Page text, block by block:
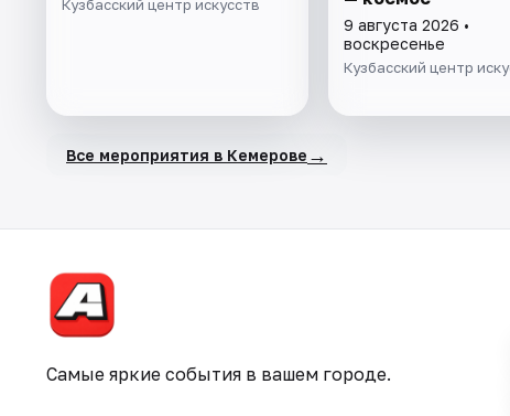
Кузбасский центр искусств
9 августа 2026 •
воскресенье
Кузбасский центр
Все мероприятия в Кемерове →
Самые яркие события в вашем городе.